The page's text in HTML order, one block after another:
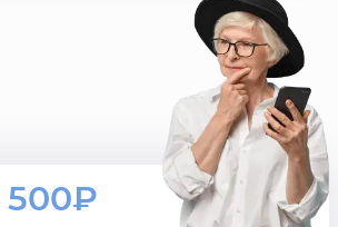
500₽